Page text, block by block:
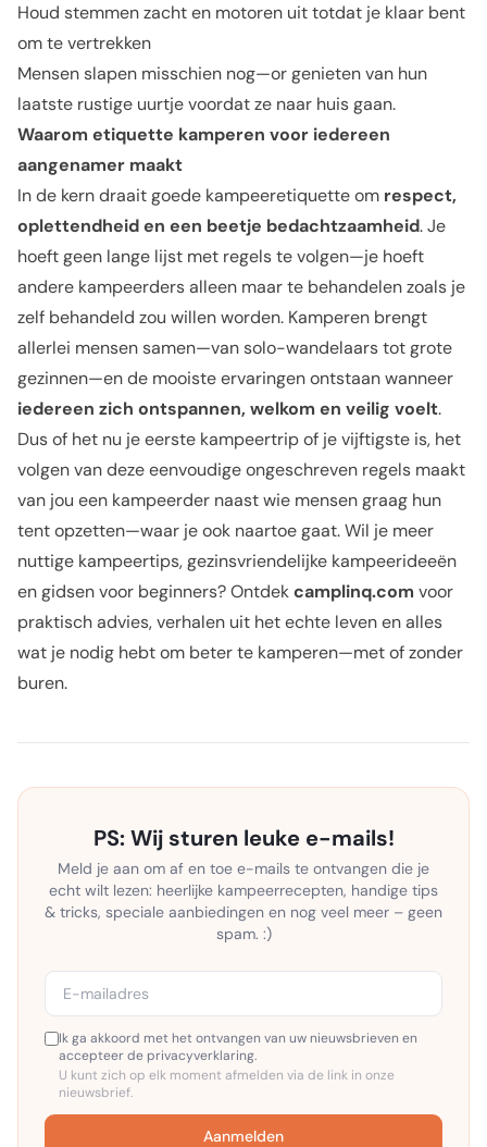
Houd stemmen zacht en motoren uit totdat je klaar bent
om te vertrekken
Mensen slapen misschien nog—or genieten van hun
laatste rustige uurtje voordat ze naar huis gaan.
Waarom etiquette kamperen voor iedereen
aangenamer maakt
In de kern draait goede kampeeretiquette om respect,
oplettendheid en een beetje bedachtzaamheid. Je
hoeft geen lange lijst met regels te volgen—je hoeft
andere kampeerders alleen maar te behandelen zoals je
zelf behandeld zou willen worden. Kamperen brengt
allerlei mensen samen—van solo-wandelaars tot grote
gezinnen—en de mooiste ervaringen ontstaan wanneer
iedereen zich ontspannen, welkom en veilig voelt.
Dus of het nu je eerste kampeertrip of je vijftigste is, het
volgen van deze eenvoudige ongeschreven regels maakt
van jou een kampeerder naast wie mensen graag hun
tent opzetten—waar je ook naartoe gaat. Wil je meer
nuttige kampeertips, gezinsvriendelijke kampeerideeën
en gidsen voor beginners? Ontdekcamplinq.com voor
praktisch advies, verhalen uit het echte leven en alles
wat je nodig hebt om beter te kamperen—met of zonder
buren.
PS: Wij sturen leuke e-mails!
Meld je aan om af en toe e-mails te ontvangen die je
echt wilt lezen: heerlijke kampeerrecepten, handige tips
& tricks, speciale aanbiedingen en nog veel meer – geen
spam. :)
Ik ga akkoord met het ontvangen van uw nieuwsbrieven en
accepteer de privacyverklaring.
U kunt zich op elk moment afmelden via de link in onze
nieuwsbrief.
Aanmelden